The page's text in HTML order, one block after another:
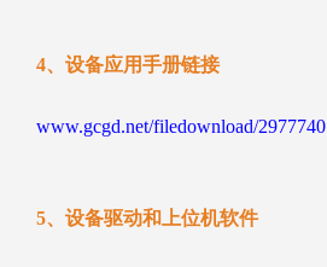
4、设备应用手册链接
www.gcgd.net/filedownload/2977740
5、设备驱动和上位机软件